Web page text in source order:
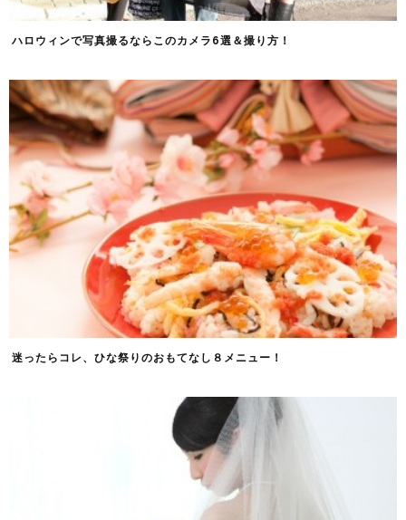
ハロウィンで写真撮るならこのカメラ6選＆撮り方！
迷ったらコレ、ひな祭りのおもてなし８メニュー！